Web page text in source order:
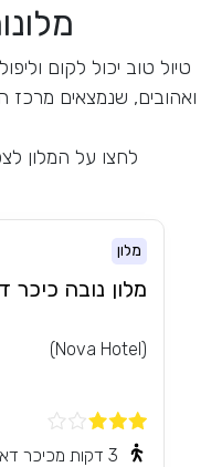
טיול טוב יכול לקום
ואהובים, שנמצאים מרכז
לחצו על המלון
מלון
מלון נובה כיכר
(Nova Hotel)
3 דקות מכיכר דאם